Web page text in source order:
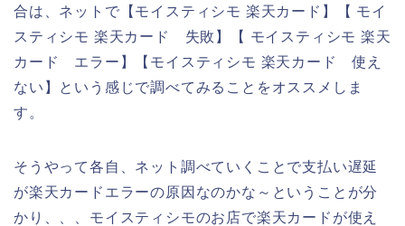
合は、ネットで【モイスティシモ 楽天カード】【 モイ
スティシモ 楽天カード 失敗】【 モイスティシモ 楽天
カード エラー】【モイスティシモ 楽天カード 使え
ない】という感じで調べてみることをオススメしま
す。
そうやって各自、ネット調べていくことで支払い遅延
が楽天カードエラーの原因なのかな～ということが分
かり、、、モイスティシモのお店で楽天カードが使え